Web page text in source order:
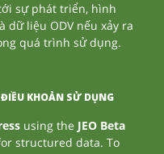
sự phát triển, hình
dữ liệu ODV nếu xảy ra
quá trình sử dụng.
ĐIỀU KHOẢN SỬ DỤNG
using the JEO Beta
structured data. To